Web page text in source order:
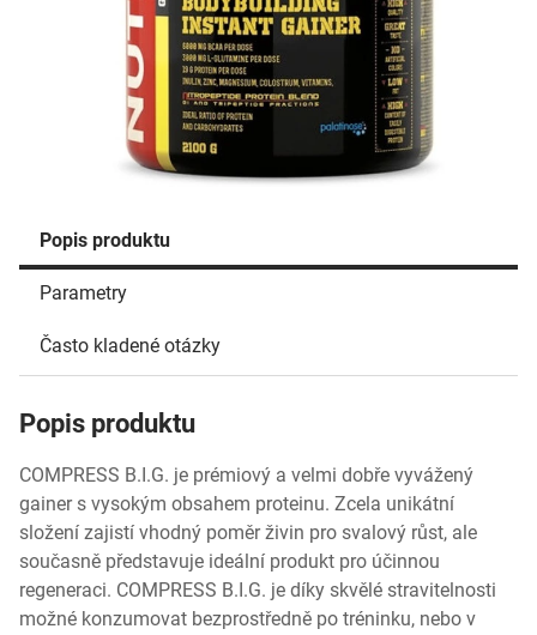
Popis produktu
Parametry
Často kladené otázky
Popis produktu
COMPRESS B.I.G. je prémiový a velmi dobře vyvážený
gainer s vysokým obsahem proteinu. Zcela unikátní
složení zajistí vhodný poměr živin pro svalový růst, ale
současně představuje ideální produkt pro účinnou
regeneraci. COMPRESS B.I.G. je díky skvělé stravitelnosti
možné konzumovat bezprostředně po tréninku, nebo v